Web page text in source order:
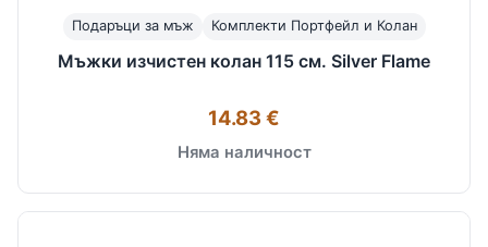
Подаръци за мъж Комплекти Портфейл и Колан
Мъжки изчистен колан 115 см. Silver Flame
14.83 €
Няма наличност